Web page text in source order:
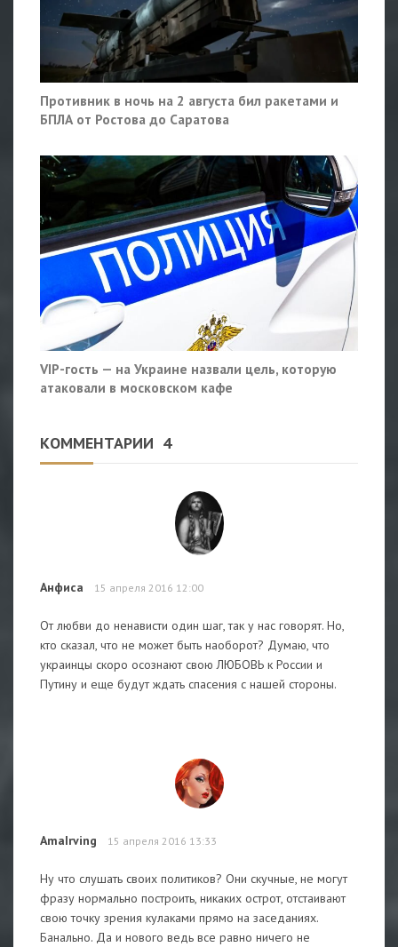
Противник в ночь на 2 августа бил ракетами и
БПЛА от Ростова до Саратова
VIP-гость — на Украине назвали цель, которую
атаковали в московском кафе
КОММЕНТАРИИ 4
Анфиса 15 апреля 2016 12:00
От любви до ненависти один шаг, так у нас говорят. Но,
кто сказал, что не может быть наоборот? Думаю, что
украинцы скоро осознают свою ЛЮБОВЬ к России и
Путину и еще будут ждать спасения с нашей стороны.
AmaIrving 15 апреля 2016 13:33
Ну что слушать своих политиков? Они скучные, не могут
фразу нормально построить, никаких острот, отстаивают
свою точку зрения кулаками прямо на заседаниях.
Банально. Да и нового ведь все равно ничего не